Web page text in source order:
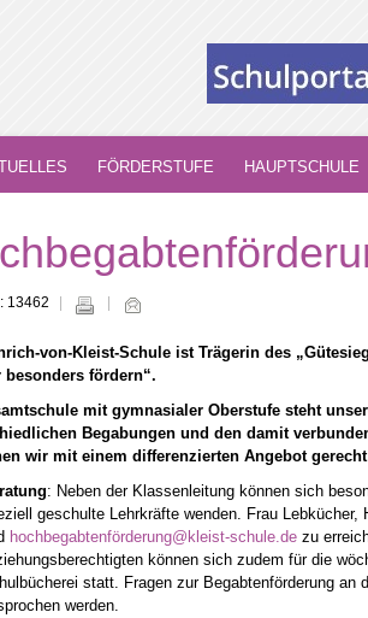
FÖRDERSTUFE HAUPTSCHULE
13462
von-Kleist-Schule ist Trägerin des
besonders fördern“.
mit gymnasialer Oberstufe steht
Begabungen und den damit
wir mit einem differenzierten Angebot
: Neben der Klassenleitung können sich
geschulte Lehrkräfte wenden. Frau
hochbegabtenförderung@kleist-schule.de zu
können sich zudem für die
statt. Fragen zur Begabtenförderung an
werden.